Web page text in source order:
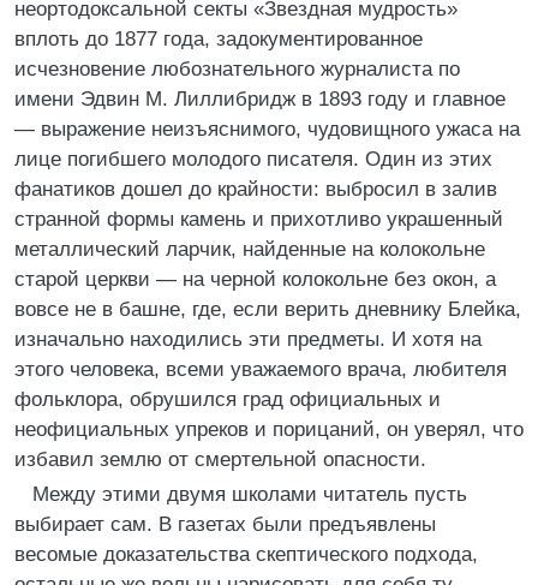
неортодоксальной секты «Звездная мудрость»
вплоть до 1877 года, задокументированное
исчезновение любознательного журналиста по
имени Эдвин М. Лиллибридж в 1893 году и главное
— выражение неизъяснимого, чудовищного ужаса на
лице погибшего молодого писателя. Один из этих
фанатиков дошел до крайности: выбросил в залив
странной формы камень и прихотливо украшенный
металлический ларчик, найденные на колокольне
старой церкви — на черной колокольне без окон, а
вовсе не в башне, где, если верить дневнику Блейка,
изначально находились эти предметы. И хотя на
этого человека, всеми уважаемого врача, любителя
фольклора, обрушился град официальных и
неофициальных упреков и порицаний, он уверял, что
избавил землю от смертельной опасности.
Между этими двумя школами читатель пусть
выбирает сам. В газетах были предъявлены
весомые доказательства скептического подхода,